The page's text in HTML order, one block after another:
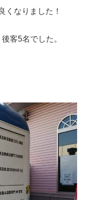
くなりました！
客5名でした。